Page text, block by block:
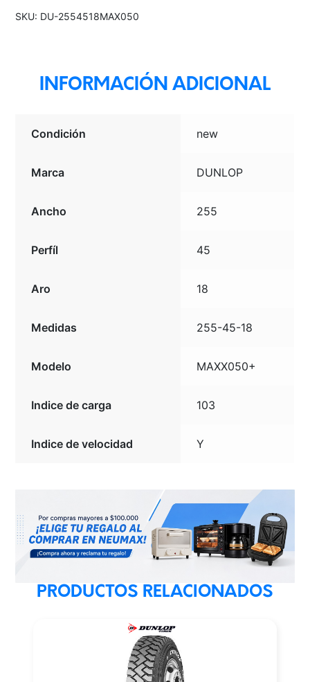
SKU: DU-2554518MAX050
INFORMACIÓN ADICIONAL
Condición new
Marca DUNLOP
Ancho 255
Perfíl 45
Aro 18
Medidas 255-45-18
Modelo MAXX050+
Indice de carga 103
Indice de velocidad Y
PRODUCTOS RELACIONADOS